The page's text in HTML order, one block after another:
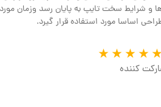
و شرایط سخت تایپ به پایان رسد وزمان
اساسا مورد استفاده قرار گیرد.